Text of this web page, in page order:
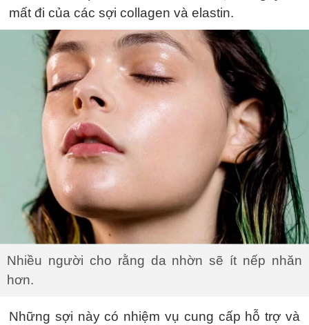
mất đi của các sợi collagen và elastin.
Nhiều người cho rằng da nhờn sẽ ít nếp nhăn
hơn.
Những sợi này có nhiệm vụ cung cấp hỗ trợ và